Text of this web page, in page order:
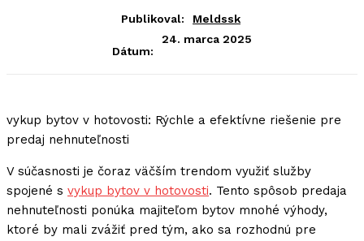
Publikoval: Meldssk
Dátum:
24. marca 2025
vykup bytov v hotovosti: Rýchle a efektívne riešenie pre
predaj nehnuteľnosti
V súčasnosti je čoraz väčším trendom využiť služby
spojené s vykup bytov v hotovosti. Tento spôsob predaja
nehnuteľnosti ponúka majiteľom bytov mnohé výhody,
ktoré by mali zvážiť pred tým, ako sa rozhodnú pre